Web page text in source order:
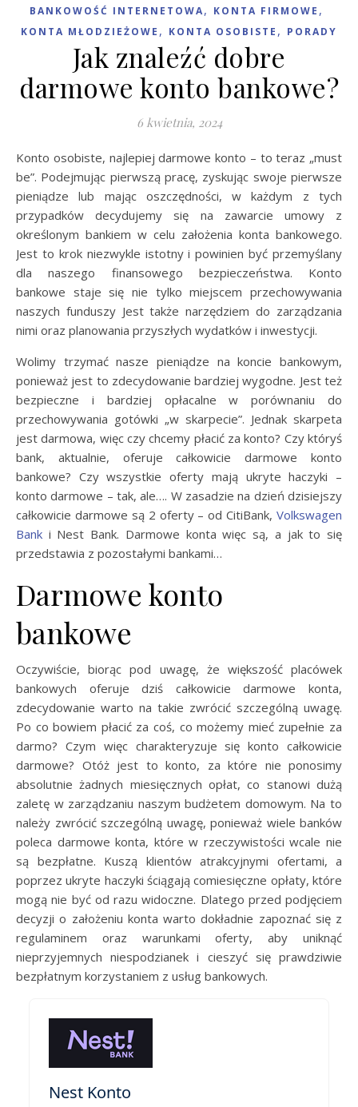
BANKOWOŚĆ INTERNETOWA, KONTA FIRMOWE ,
KONTA MŁODZIEŻOWE , KONTA OSOBISTE , PORADY
Jak znaleźć dobre
darmowe konto bankowe?
6 kwietnia, 2024
Konto osobiste, najlepiej darmowe konto – to teraz „must
be”. Podejmując pierwszą pracę, zyskując swoje pierwsze
pieniądze lub mając oszczędności, w każdym z tych
przypadków decydujemy się na zawarcie umowy z
określonym bankiem w celu założenia konta bankowego.
Jest to krok niezwykle istotny i powinien być przemyślany
dla naszego finansowego bezpieczeństwa. Konto
bankowe staje się nie tylko miejscem przechowywania
naszych funduszy Jest także narzędziem do zarządzania
nimi oraz planowania przyszłych wydatków i inwestycji.
Wolimy trzymać nasze pieniądze na koncie bankowym,
ponieważ jest to zdecydowanie bardziej wygodne. Jest też
bezpieczne i bardziej opłacalne w porównaniu do
przechowywania gotówki „w skarpecie”. Jednak skarpeta
jest darmowa, więc czy chcemy płacić za konto? Czy któryś
bank, aktualnie, oferuje całkowicie darmowe konto
bankowe? Czy wszystkie oferty mają ukryte haczyki –
konto darmowe – tak, ale…. W zasadzie na dzień dzisiejszy
całkowicie darmowe są 2 oferty – od CitiBank, Volkswagen
Bank i Nest Bank. Darmowe konta więc są, a jak to się
przedstawia z pozostałymi bankami…
Darmowe konto
bankowe
Oczywiście, biorąc pod uwagę, że większość placówek
bankowych oferuje dziś całkowicie darmowe konta,
zdecydowanie warto na takie zwrócić szczególną uwagę.
Po co bowiem płacić za coś, co możemy mieć zupełnie za
darmo? Czym więc charakteryzuje się konto całkowicie
darmowe? Otóż jest to konto, za które nie ponosimy
absolutnie żadnych miesięcznych opłat, co stanowi dużą
zaletę w zarządzaniu naszym budżetem domowym. Na to
należy zwrócić szczególną uwagę, ponieważ wiele banków
poleca darmowe konta, które w rzeczywistości wcale nie
są bezpłatne. Kuszą klientów atrakcyjnymi ofertami, a
poprzez ukryte haczyki ściągają comiesięczne opłaty, które
mogą nie być od razu widoczne. Dlatego przed podjęciem
decyzji o założeniu konta warto dokładnie zapoznać się z
regulaminem oraz warunkami oferty, aby uniknąć
nieprzyjemnych niespodzianek i cieszyć się prawdziwie
bezpłatnym korzystaniem z usług bankowych.
Nest Konto